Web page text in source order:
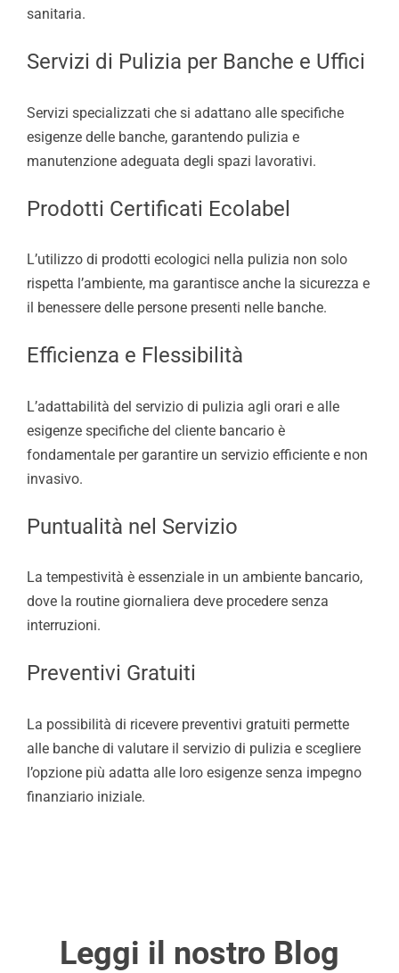
sanitaria.
Servizi di Pulizia per Banche e Uffici
Servizi specializzati che si adattano alle specifiche
esigenze delle banche, garantendo pulizia e
manutenzione adeguata degli spazi lavorativi.
Prodotti Certificati Ecolabel
L’utilizzo di prodotti ecologici nella pulizia non solo
rispetta l’ambiente, ma garantisce anche la sicurezza e
il benessere delle persone presenti nelle banche.
Efficienza e Flessibilità
L’adattabilità del servizio di pulizia agli orari e alle
esigenze specifiche del cliente bancario è
fondamentale per garantire un servizio efficiente e non
invasivo.
Puntualità nel Servizio
La tempestività è essenziale in un ambiente bancario,
dove la routine giornaliera deve procedere senza
interruzioni.
Preventivi Gratuiti
La possibilità di ricevere preventivi gratuiti permette
alle banche di valutare il servizio di pulizia e scegliere
l’opzione più adatta alle loro esigenze senza impegno
finanziario iniziale.
Leggi il nostro Blog